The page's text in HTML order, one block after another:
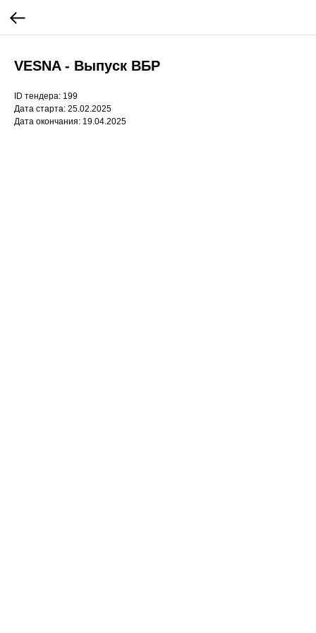
VESNA - Выпуск ВБР
ID тендера: 199
Дата старта: 25.02.2025
Дата окончания: 19.04.2025